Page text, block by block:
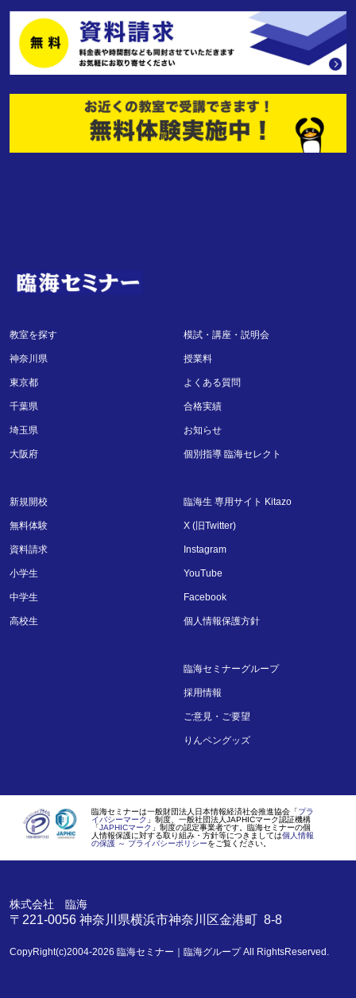
教室を探す
神奈川県
東京都
千葉県
埼玉県
大阪府
新規開校
無料体験
資料請求
小学生
中学生
高校生
模試・講座・説明会
授業料
よくある質問
合格実績
お知らせ
個別指導 臨海セレクト
臨海生 専用サイト Kitazo
X (旧Twitter)
Instagram
YouTube
Facebook
個人情報保護方針
臨海セミナーグループ
採用情報
ご意見・ご要望
りんペングッズ
臨海セミナーは一般財団法人日本情報経済社会推進協会「プラ
イバシーマーク 」制度、一般社団法人JAPHICマーク認証機構
「JAPHICマーク 」制度の認定事業者です。臨海セミナーの個
人情報保護に対する取り組み・方針等につきましては個人情報
の保護 ～ プライバシーポリシーをご覧ください。
株式会社 臨海
〒221-0056 神奈川県横浜市神奈川区金港町 8-8
CopyRight(c)2004-2026 臨海セミナー｜臨海グループAll RightsReserved.